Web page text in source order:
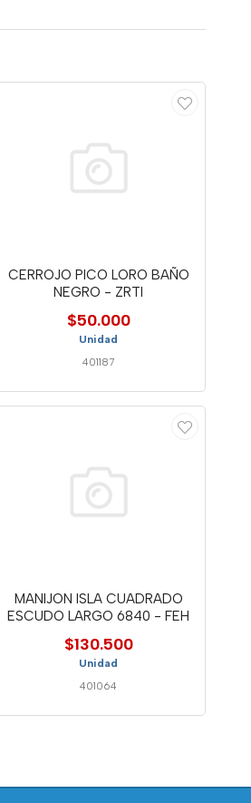
CERROJO PICO LORO BAÑO
NEGRO - ZRTI
$50.000
Unidad
401187
MANIJON ISLA CUADRADO
ESCUDO LARGO 6840 - FEH
$130.500
Unidad
401064